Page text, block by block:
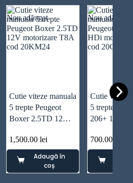
Nou adăugat
Cutie viteze manuala
5 trepte Peugeot
Boxer 2.5TD 12V
20KM24
1,500.00lei
Adaugă în
coș
Nou adăugat
Cutie viteze
5 trepte
206+ 1.4
20CQ53
700.00